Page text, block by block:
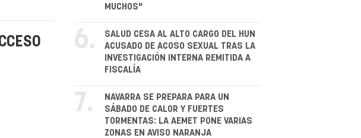
MUCHOS"
6.
SALUD CESA AL ALTO CARGO DEL HUN
ACUSADO DE ACOSO SEXUAL TRAS LA
INVESTIGACIÓN INTERNA REMITIDA A
FISCALÍA
7.
NAVARRA SE PREPARA PARA UN
SÁBADO DE CALOR Y FUERTES
TORMENTAS: LA AEMET PONE VARIAS
ZONAS EN AVISO NARANJA